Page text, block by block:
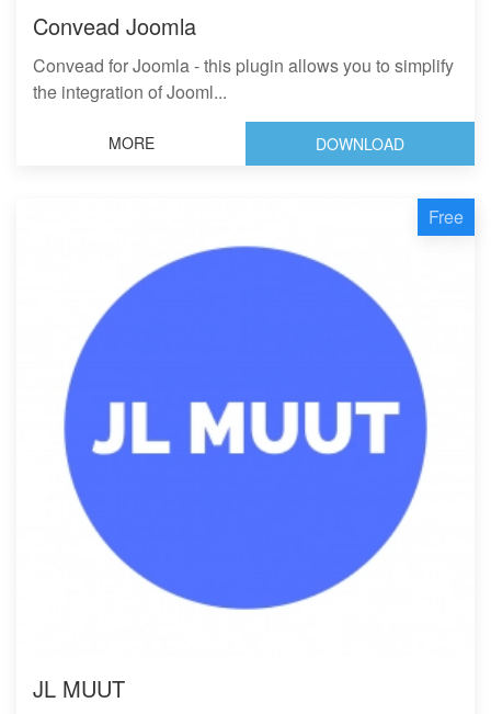
Convead Joomla
Convead for Joomla - this plugin allows you to simplify
the integration of Jooml...
MORE DOWNLOAD
Free
JL MUUT